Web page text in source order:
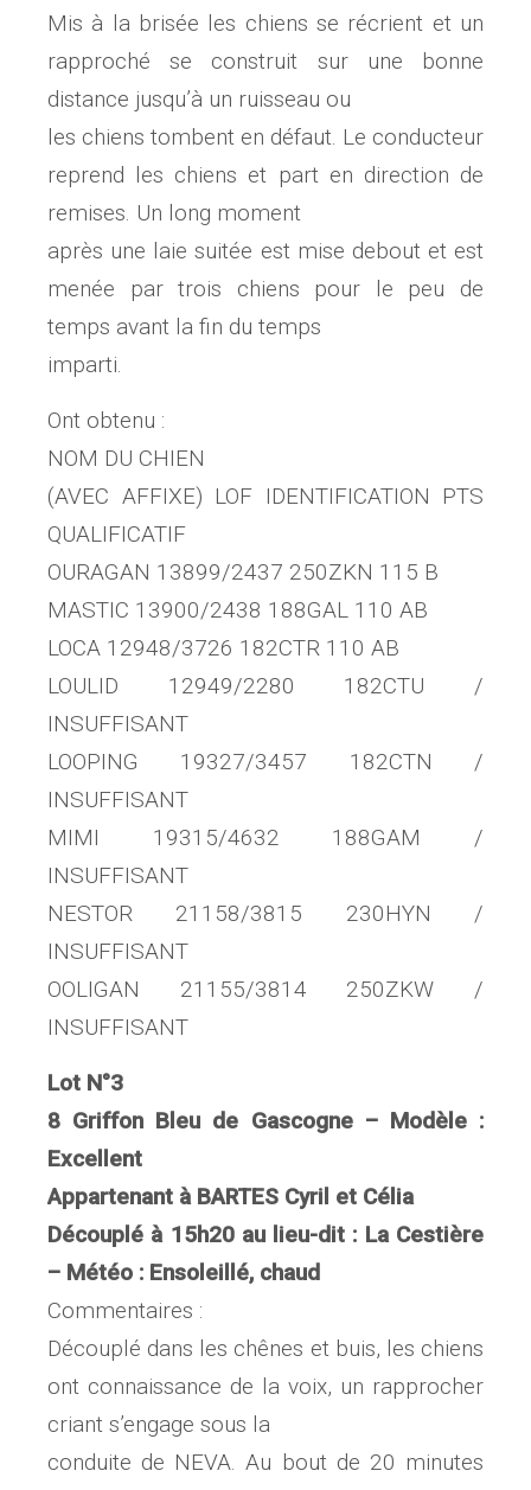
Mis à la brisée les chiens se récrient et un
rapproché se construit sur une bonne
distance jusqu’à un ruisseau ou
les chiens tombent en défaut. Le conducteur
reprend les chiens et part en direction de
remises. Un long moment
après une laie suitée est mise debout et est
menée par trois chiens pour le peu de
temps avant la fin du temps
imparti.
Ont obtenu :
NOM DU CHIEN
(AVEC AFFIXE) LOF IDENTIFICATION PTS
QUALIFICATIF
OURAGAN 13899/2437 250ZKN 115 B
MASTIC 13900/2438 188GAL 110 AB
LOCA 12948/3726 182CTR 110 AB
LOULID 12949/2280 182CTU /
INSUFFISANT
LOOPING 19327/3457 182CTN /
INSUFFISANT
MIMI 19315/4632 188GAM /
INSUFFISANT
NESTOR 21158/3815 230HYN /
INSUFFISANT
OOLIGAN 21155/3814 250ZKW /
INSUFFISANT
Lot N°3
8 Griffon Bleu de Gascogne – Modèle :
Excellent
Appartenant à BARTES Cyril et Célia
Découplé à 15h20 au lieu-dit : La Cestière
– Météo : Ensoleillé, chaud
Commentaires :
Découplé dans les chênes et buis, les chiens
ont connaissance de la voix, un rapprocher
criant s’engage sous la
conduite de NEVA. Au bout de 20 minutes